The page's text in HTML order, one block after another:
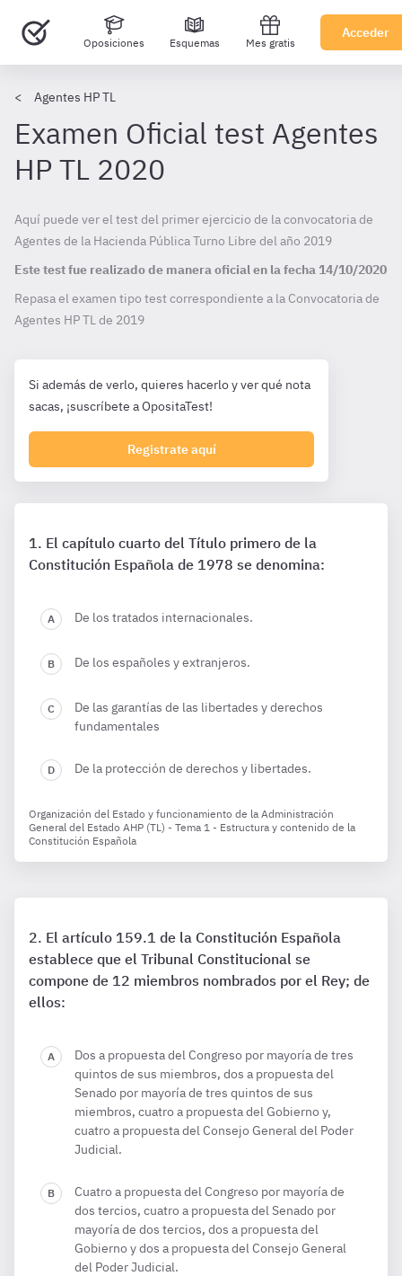
Oposiciones Esquemas Mes gratis
Acceder
Agentes HP TL
Examen Oficial test Agentes
HP TL 2020
Aquí puede ver el test del primer ejercicio de la convocatoria de
Agentes de la Hacienda Pública Turno Libre del año 2019
Este test fue realizado de manera oficial en la fecha 14/10/2020
Repasa el examen tipo test correspondiente a la Convocatoria de
Agentes HP TL de 2019
Si además de verlo, quieres hacerlo y ver qué nota
sacas, ¡suscríbete a OpositaTest!
Registrate aquí
El capítulo cuarto del Título primero de la
Constitución Española de 1978 se denomina:
De los tratados internacionales.
De los españoles y extranjeros.
De las garantías de las libertades y derechos
fundamentales
De la protección de derechos y libertades.
Organización del Estado y funcionamiento de la Administración
General del Estado AHP (TL) - Tema 1 - Estructura y contenido de la
Constitución Española
El artículo 159.1 de la Constitución Española
establece que el Tribunal Constitucional se
compone de 12 miembros nombrados por el Rey; de
ellos:
Dos a propuesta del Congreso por mayoría de tres
quintos de sus miembros, dos a propuesta del
Senado por mayoría de tres quintos de sus
miembros, cuatro a propuesta del Gobierno y,
cuatro a propuesta del Consejo General del Poder
Judicial.
Cuatro a propuesta del Congreso por mayoría de
dos tercios, cuatro a propuesta del Senado por
mayoría de dos tercios, dos a propuesta del
Gobierno y dos a propuesta del Consejo General
del Poder Judicial.